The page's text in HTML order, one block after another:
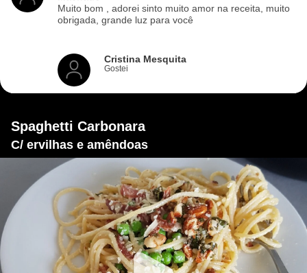
Muito bom , adorei sinto muito amor na receita, muito
obrigada, grande luz para você
Cristina Mesquita
Gostei
Spaghetti Carbonara
C/ ervilhas e amêndoas